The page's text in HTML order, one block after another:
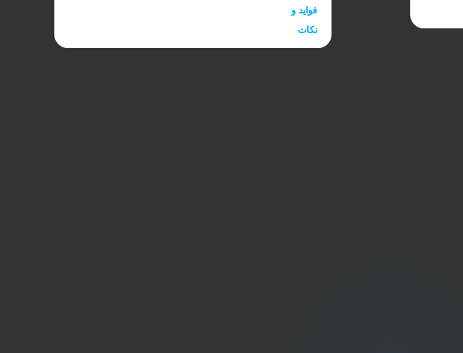
فواید و
نکات